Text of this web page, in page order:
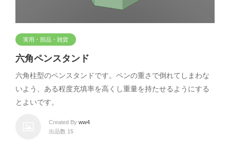
実用・部品・雑貨
六角ペンスタンド
六角柱型のペンスタンドです。ペンの重さで倒れてしまわな
いよう、ある程度充填率を高くし重量を持たせるようにする
とよいです。
Created By ww4
出品数 15